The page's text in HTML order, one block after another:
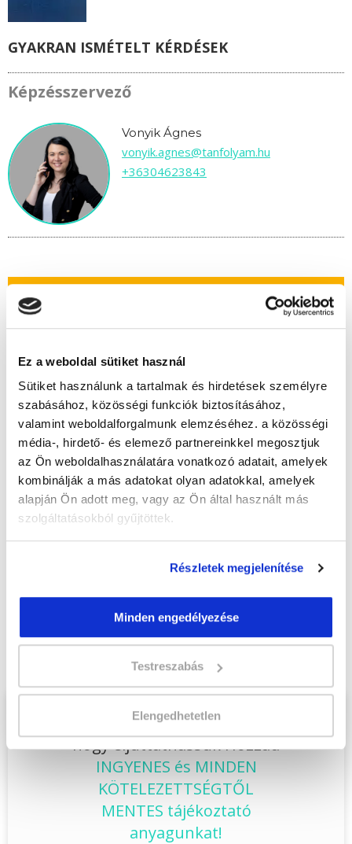
Ez a weboldal sütiket használ
Sütiket használunk a tartalmak és hirdetések személyre
szabásához, közösségi funkciók biztosításához,
valamint weboldalforgalmunk elemzéséhez. a közösségi
média-, hirdető- és elemező partnereinkkel megosztjuk
az Ön weboldalhasználatára vonatkozó adatait, amelyek
kombinálják a más adatokat olyan adatokkal, amelyek
alapján Ön adott meg, vagy az Ön által használt más
szolgáltatásokból gyűjtöttek.
Részletek megjelenítése
Minden engedélyezése
Testreszabás
Elengedhetetlen
GYAKRAN ISMÉTELT KÉRDÉSEK
Képzésszervező
Vonyik Ágnes
vonyik.agnes@tanfolyam.hu
+36304623843
" A " csoport
Időtartam:3 hónap
Képzés ára: 145 000 Ft
Minden kedvezmény igénybevételével 110.000
Ft-ra csökkenthető!
Vizsgadíj:65 000 Ft
Vizsgadíj várható összege
Lehet még jelentkezni?Igen
Jelentkezem!
Számítógépes adatrögzítő
szakképesítés online tanfolyam - Online
tanfolyamunkat és váltsd valóra az álmaidat!
Töltsd ki adatlapunkat,
hogy eljuttathassuk Hozzád
INGYENES és MINDEN
KÖTELEZETTSÉGTŐL
MENTES tájékoztató
anyagunkat!